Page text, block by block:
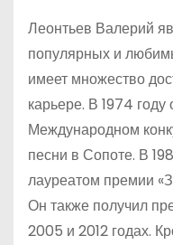
Леонтьев Валерий
популярных и
имеет множество
карьере. В 1974
Международном
песни в Сопоте. В
лауреатом премии
Он также получил
2005 и 2012 годах.